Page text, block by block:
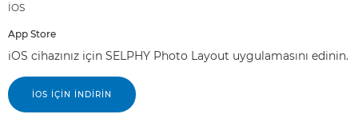
IOS
App Store
iOS cihazınız için SELPHY Photo Layout uygulamasını edinin.
IOS İÇİN İNDİRİN